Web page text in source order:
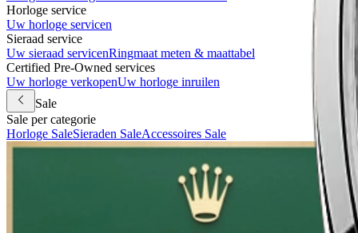
Horloge service
Uw horloge servicen
Sieraad service
Uw sieraad servicenRingmaat meten & maattabel
Certified Pre-Owned services
Uw horloge verkopenUw horloge inruilen
Sale
Sale per categorie
Horloge SaleSieraden SaleAccessoires Sale